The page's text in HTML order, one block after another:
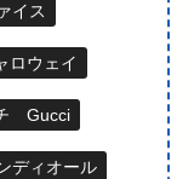
イス
ロウェイ
Gucci
ディオール